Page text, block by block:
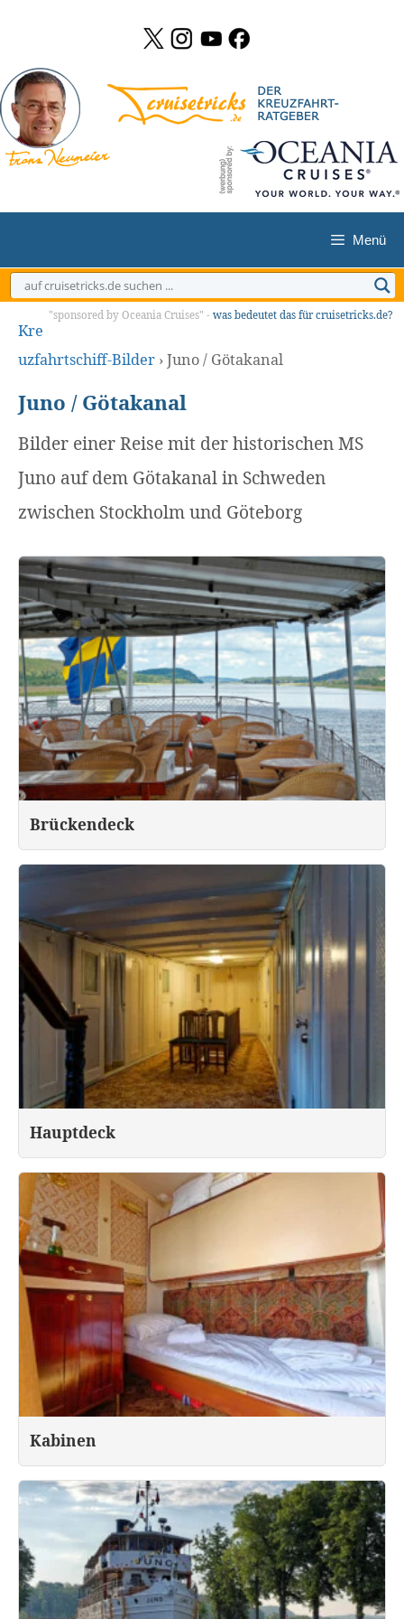
springen
Menü
"sponsored by Oceania Cruises" - was bedeutet das für cruisetricks.de?
Kre
uzfahrtschiff-Bilder ›Juno / Götakanal
Juno / Götakanal
Bilder einer Reise mit der historischen MS
Juno auf dem Götakanal in Schweden
zwischen Stockholm und Göteborg
Brückendeck
Hauptdeck
Kabinen